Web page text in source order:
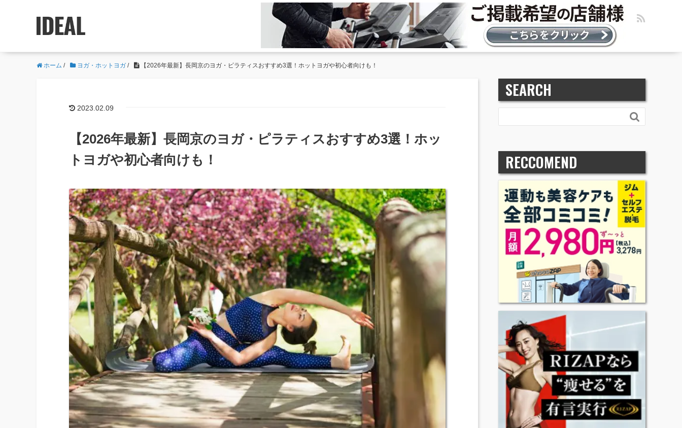
ホーム / ヨガ・ホットヨガ / 【2026年最新】長岡京のヨガ・ピラティスおすすめ3選！ホットヨガや初心者向けも！
2023.02.09
【2026年最新】長岡京のヨガ・ピラティスおすすめ3選！ホッ
トヨガや初心者向けも！
SEARCH

RECCOMEND